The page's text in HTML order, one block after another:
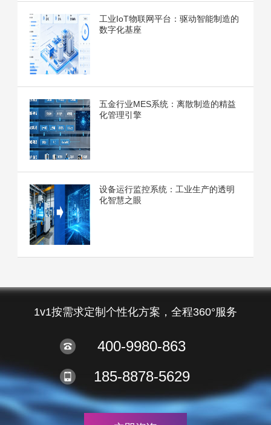
工业IoT物联网平台：驱动智能制造的
数字化基座
五金行业MES系统：离散制造的精益
化管理引擎
设备运行监控系统：工业生产的透明
化智慧之眼
1v1按需求定制个性化方案，全程360°服务
400-9980-863
185-8878-5629